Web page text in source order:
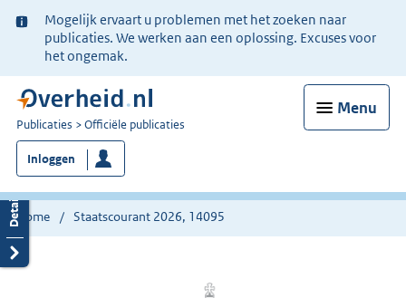
Ter
informatie:
Mogelijk ervaart u problemen met het zoeken naar
publicaties. We werken aan een oplossing. Excuses voor
het ongemak.
Menu
U
bent
nu
hier:
Publicaties Officiële publicaties
Inloggen
Home Staatscourant 2026, 14095